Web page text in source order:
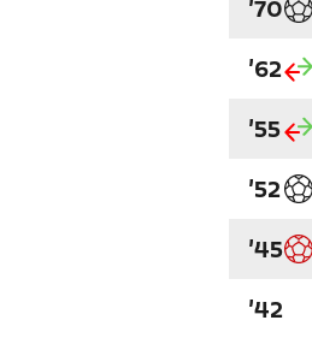
'70
'62
'55
'52
'45
'42